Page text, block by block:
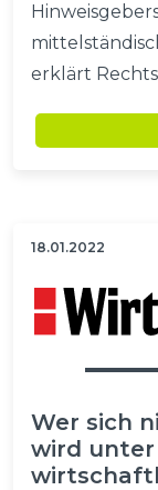
erklärt
18.01.2022
Wer sich
wird